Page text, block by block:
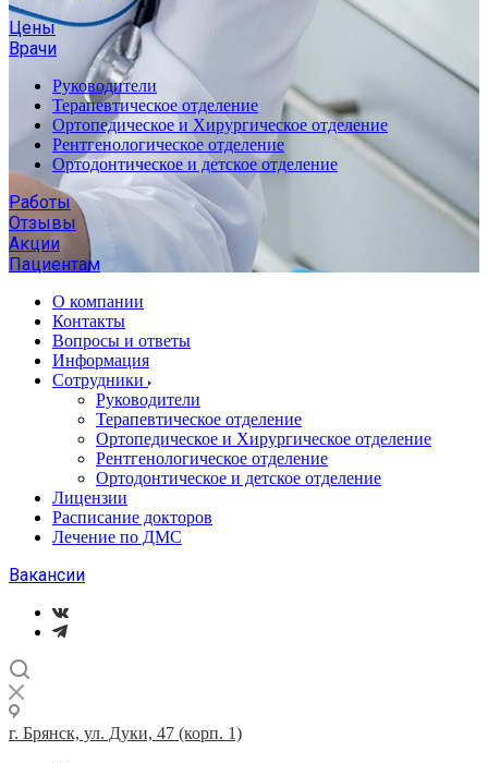
Цены
Врачи
Руководители
Терапевтическое отделение
Ортопедическое и Хирургическое отделение
Рентгенологическое отделение
Ортодонтическое и детское отделение
Работы
Отзывы
Акции
Пациентам
О компании
Контакты
Вопросы и ответы
Информация
Сотрудники
Руководители
Терапевтическое отделение
Ортопедическое и Хирургическое отделение
Рентгенологическое отделение
Ортодонтическое и детское отделение
Лицензии
Расписание докторов
Лечение по ДМС
Вакансии
г. Брянск, ул. Дуки, 47 (корп. 1)